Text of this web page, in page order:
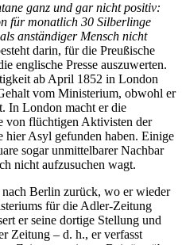
ganz und gar nicht positiv:
für monatlich 30 Silberlinge
anständiger Mensch nicht
darin, für die Preußische
englische Presse auszuwerten.
ab April 1852 in London
vom Ministerium, obwohl er
In London macht er die
von flüchtigen Aktivisten der
hier Asyl gefunden haben. Einige
sogar unmittelbarer Nachbar
nicht aufzusuchen wagt.
Berlin zurück, wo er wieder
für die Adler-Zeitung
er seine dortige Stellung und
Zeitung – d. h., er verfasst